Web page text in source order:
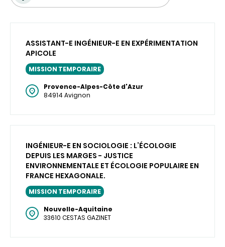
ASSISTANT-E INGÉNIEUR-E EN EXPÉRIMENTATION
APICOLE
MISSION TEMPORAIRE
Provence-Alpes-Côte d'Azur
84914 Avignon
INGÉNIEUR-E EN SOCIOLOGIE : L’ÉCOLOGIE
DEPUIS LES MARGES - JUSTICE
ENVIRONNEMENTALE ET ÉCOLOGIE POPULAIRE EN
FRANCE HEXAGONALE.
MISSION TEMPORAIRE
Nouvelle-Aquitaine
33610 CESTAS GAZINET